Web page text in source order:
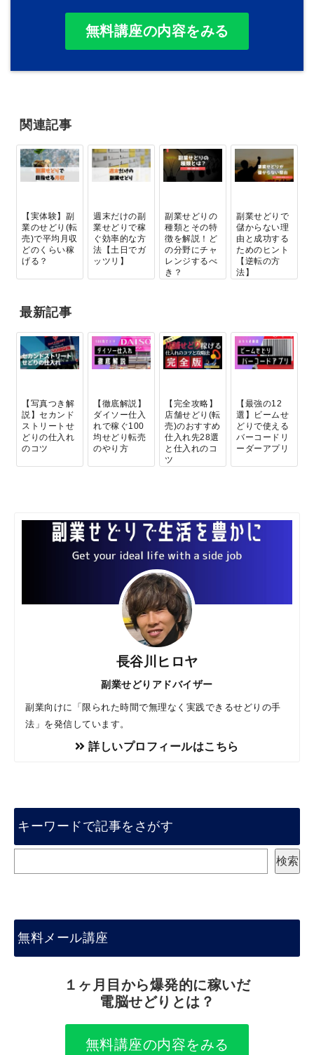
無料講座の内容をみる
関連記事
【実体験】副
業のせどり(転
売)で平均月収
どのくらい稼
げる？
週末だけの副
業せどりで稼
ぐ効率的な方
法【土日でガ
ッツリ】
副業せどりの
種類とその特
徴を解説！ど
の分野にチャ
レンジするべ
き？
副業せどりで
儲からない理
由と成功する
ためのヒント
【逆転の方
法】
最新記事
【写真つき解
説】セカンド
ストリートせ
どりの仕入れ
のコツ
【徹底解説】
ダイソー仕入
れで稼ぐ100
均せどり転売
のやり方
【完全攻略】
店舗せどり(転
売)のおすすめ
仕入れ先28選
と仕入れのコ
ツ
【最強の12
選】ビームせ
どりで使える
バーコードリ
ーダーアプリ
長谷川ヒロヤ
副業せどりアドバイザー
副業向けに「限られた時間で無理なく実践できるせどりの手
法」を発信しています。
詳しいプロフィールはこちら
キーワードで記事をさがす
検索
無料メール講座
１ヶ月目から爆発的に稼いだ
電脳せどりとは？
無料講座の内容をみる